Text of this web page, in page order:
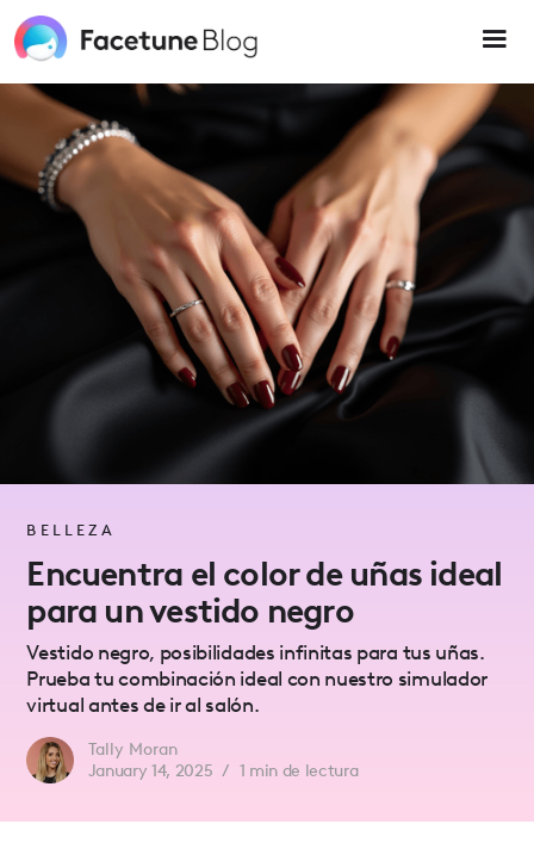
note:
This
includes
accessibility
system.
BELLEZA
Encuentra el color de uñas ideal
para un vestido negro
Vestido negro, posibilidades infinitas para tus uñas.
Prueba tu combinación ideal con nuestro simulador
virtual antes de ir al salón.
Tally Moran
January 14, 2025 / 1 min de lectura